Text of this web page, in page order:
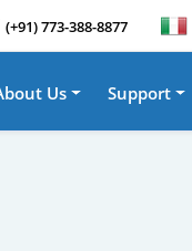
(+91) 773-388-8877
Us Support